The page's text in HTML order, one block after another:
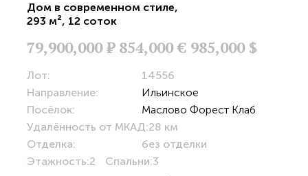
Дом в современном стиле,
293 м², 12 соток
79,900,000Р 854,000 € 985,000 $
Лот:
14556
Направление:
Ильинское
Посёлок:
Маслово Форест Клаб
Удалённость от МКАД:28 км
Отделка:
без отделки
Этажность:2 Спальни:3